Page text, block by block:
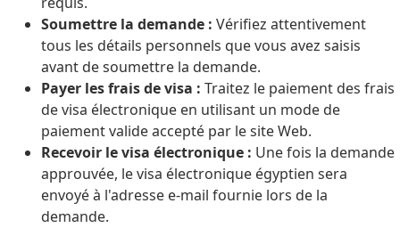
Soumettre la demande : Vérifiez attentivement
tous les détails personnels que vous avez saisis
avant de soumettre la demande.
Payer les frais de visa : Traitez le paiement des frais
de visa électronique en utilisant un mode de
paiement valide accepté par le site Web.
Recevoir le visa électronique : Une fois la demande
approuvée, le visa électronique égyptien sera
envoyé à l'adresse e-mail fournie lors de la
demande.